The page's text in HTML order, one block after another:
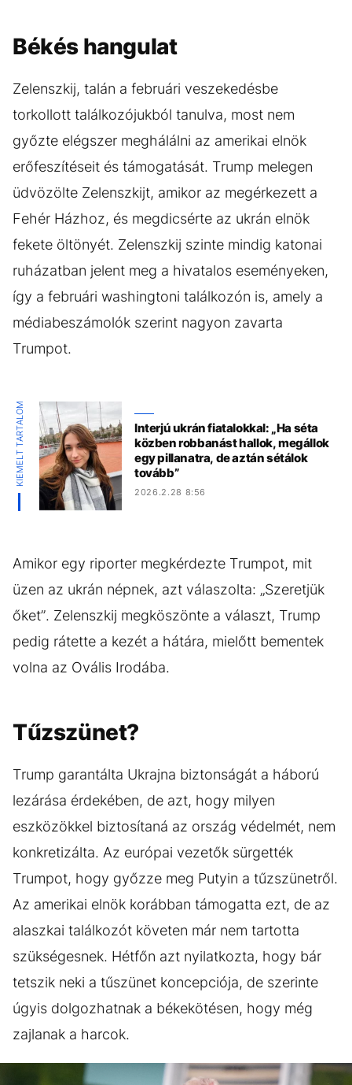
Békés hangulat
Zelenszkij, talán a februári veszekedésbe
torkollott találkozójukból tanulva, most nem
győzte elégszer meghálálni az amerikai elnök
erőfeszítéseit és támogatását. Trump melegen
üdvözölte Zelenszkijt, amikor az megérkezett a
Fehér Házhoz, és megdicsérte az ukrán elnök
fekete öltönyét. Zelenszkij szinte mindig katonai
ruházatban jelent meg a hivatalos eseményeken,
így a februári washingtoni találkozón is, amely a
médiabeszámolók szerint nagyon zavarta
Trumpot.
KIEMELT TARTALOM
Interjú ukrán fiatalokkal: „Ha séta
közben robbanást hallok, megállok
egy pillanatra, de aztán sétálok
tovább”
2026.2.28 8:56
Amikor egy riporter megkérdezte Trumpot, mit
üzen az ukrán népnek, azt válaszolta: „Szeretjük
őket”. Zelenszkij megköszönte a választ, Trump
pedig rátette a kezét a hátára, mielőtt bementek
volna az Ovális Irodába.
Tűzszünet?
Trump garantálta Ukrajna biztonságát a háború
lezárása érdekében, de azt, hogy milyen
eszközökkel biztosítaná az ország védelmét, nem
konkretizálta. Az európai vezetők sürgették
Trumpot, hogy győzze meg Putyin a tűzszünetről.
Az amerikai elnök korábban támogatta ezt, de az
alaszkai találkozót követen már nem tartotta
szükségesnek. Hétfőn azt nyilatkozta, hogy bár
tetszik neki a tűszünet koncepciója, de szerinte
úgyis dolgozhatnak a békekötésen, hogy még
zajlanak a harcok.